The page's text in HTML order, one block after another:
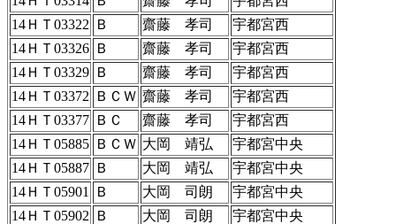
14ＨＴ03322
Ｂ 齋藤 孝司
宇都宮西
14ＨＴ03326 Ｂ 齋藤 孝司
宇都宮西
14ＨＴ03329 Ｂ 齋藤 孝司
宇都宮西
14ＨＴ03372
ＢＣＷ 齋藤 孝司
宇都宮西
14ＨＴ03377 ＢＣ 齋藤 孝司
宇都宮西
14ＨＴ05885 ＢＣＷ 大岡 靖弘
宇都宮中央
14ＨＴ05887 Ｂ 大岡 靖弘
宇都宮中央
14ＨＴ05901
Ｂ 大岡 司朗
宇都宮中央
14ＨＴ05902
Ｂ 大岡 司朗
宇都宮中央